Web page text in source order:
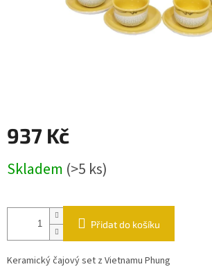
937 Kč
Skladem (>5 ks)
Přidat do košíku
Keramický čajový set z Vietnamu Phung